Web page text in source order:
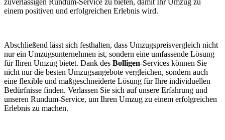
einem positiven und erfolgreichen Erlebnis wird.
Abschließend lässt sich festhalten, dass Umzugspreisvergleich nicht
nur ein Umzugsunternehmen ist, sondern eine umfassende Lösung
für Ihren Umzug bietet. Dank des Bolligen-Services können Sie
nicht nur die besten Umzugsangebote vergleichen, sondern auch
eine flexible und maßgeschneiderte Lösung für Ihre individuellen
Bedürfnisse finden. Verlassen Sie sich auf unsere Erfahrung und
unseren Rundum-Service, um Ihren Umzug zu einem erfolgreichen
Erlebnis zu machen.